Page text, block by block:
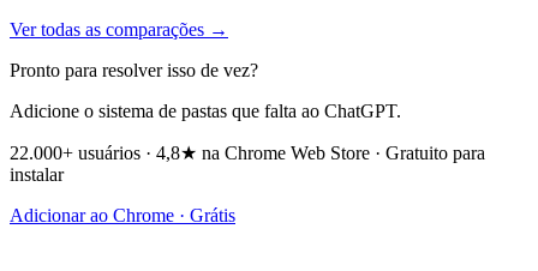
Ver todas as comparações →
Pronto para resolver isso de vez?
Adicione o sistema de pastas que falta ao ChatGPT.
22.000+ usuários · 4,8★ na Chrome Web Store · Gratuito para
instalar
Adicionar ao Chrome · Grátis